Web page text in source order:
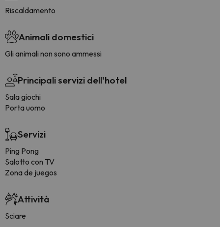
Riscaldamento
Animali domestici
Gli animali non sono ammessi
Principali servizi dell'hotel
Sala giochi
Porta uomo
Servizi
Ping Pong
Salotto con TV
Zona de juegos
Attività
Sciare